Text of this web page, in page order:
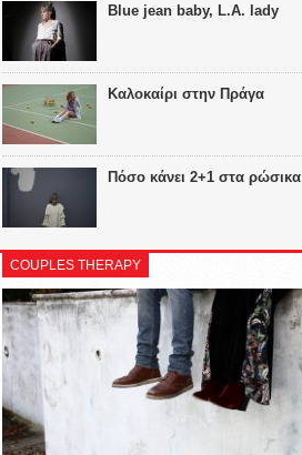
Blue jean baby, L.A. lady
Καλοκαίρι στην Πράγα
Πόσο κάνει 2+1 στα ρώσικα
COUPLES THERAPY